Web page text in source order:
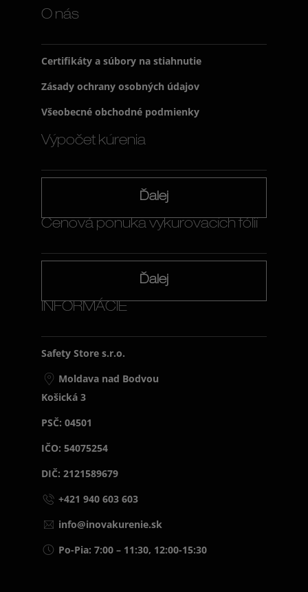
O nás
Certifikáty a súbory na stiahnutie
Zásady ochrany osobných údajov
Všeobecné obchodné podmienky
Výpočet kúrenia
Ďalej
Cenová ponuka vykurovacích fólií
Ďalej
INFORMÁCIE
Safety Store s.r.o.
Moldava nad Bodvou
Košická 3
PSČ: 04501
IČO: 54075254
DIČ: 2121589679
+421 940 603 603
info@inovakurenie.sk
Po-Pia: 7:00 – 11:30, 12:00-15:30